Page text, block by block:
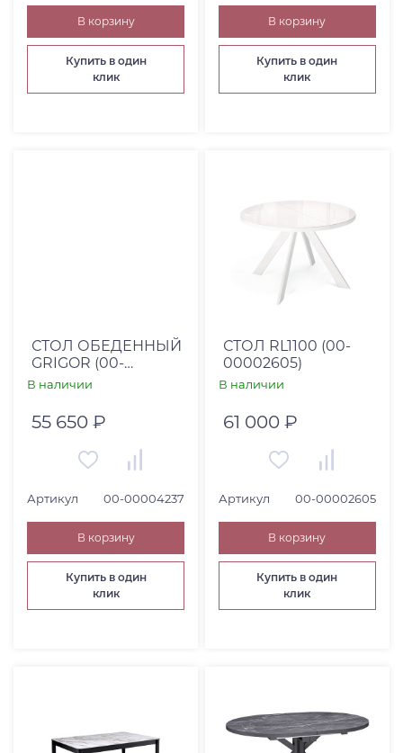
В корзину
Купить в один
клик
В корзину
Купить в один
клик
СТОЛ ОБЕДЕННЫЙ
GRIGOR (00-
00004237)
В наличии
55 650 ₽
Артикул 00-00004237
В корзину
Купить в один
клик
СТОЛ RL1100 (00-
00002605)
В наличии
61 000 ₽
Артикул 00-00002605
В корзину
Купить в один
клик